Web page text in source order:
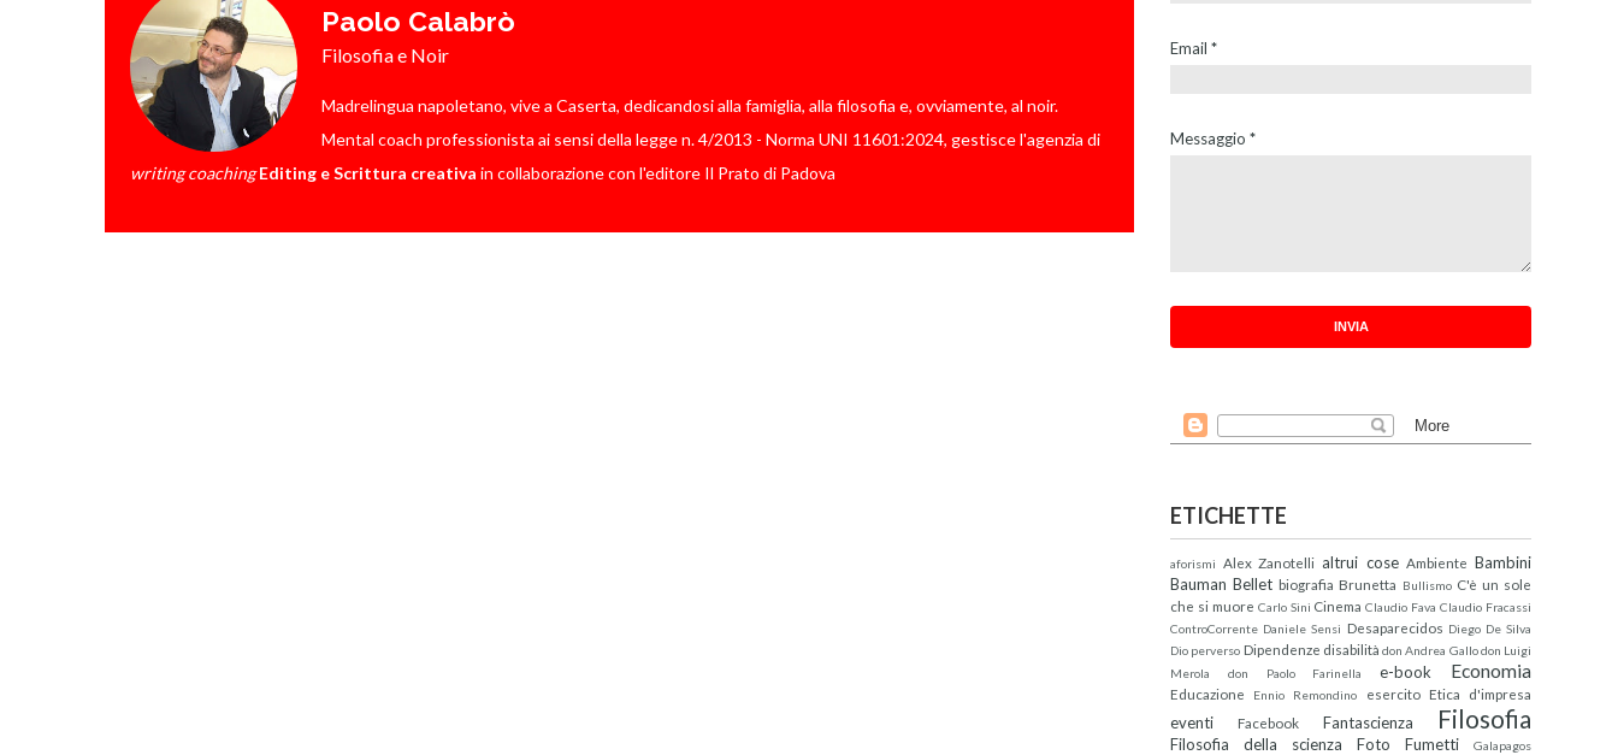
Paolo Calabrò
Filosofia e Noir
Madrelingua napoletano, vive a Caserta, dedicandosi alla famiglia, alla filosofia e, ovviamente, al noir.
Mental coach professionista ai sensi della legge n. 4/2013 - Norma UNI 11601:2024, gestisce l'agenzia di
writing coaching Editing e Scrittura creativa in collaborazione con l'editore Il Prato di Padova
Email *
Messaggio *
ETICHETTE
aforismi Alex Zanotelli altrui cose Ambiente Bambini
Bauman Bellet biografia Brunetta Bullismo C'è un sole
che si muore Carlo Sini Cinema Claudio Fava Claudio Fracassi
ControCorrente Daniele Sensi Desaparecidos Diego De Silva
Dio perverso Dipendenze disabilità don Andrea Gallo don Luigi
Merola
don Paolo Farinella e-book Economia
Educazione Ennio Remondino esercito Etica d'impresa
eventi Facebook Fantascienza Filosofia
Filosofia della scienza Foto Fumetti Galapagos